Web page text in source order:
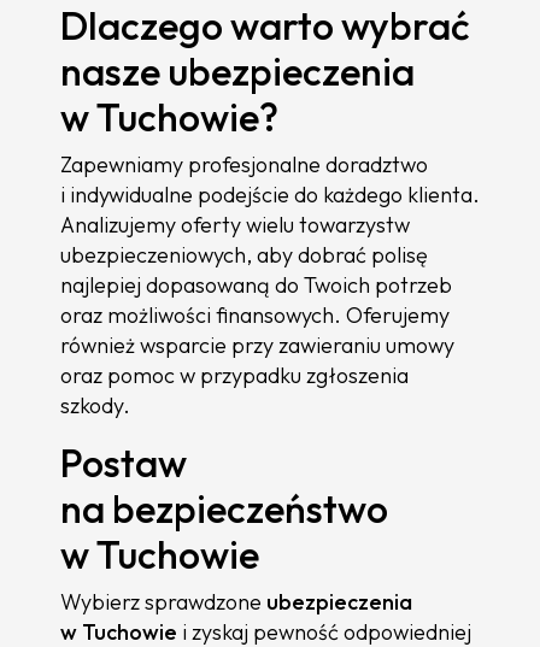
Dlaczego warto wybrać
nasze ubezpieczenia
w Tuchowie?
Zapewniamy profesjonalne doradztwo
i indywidualne podejście do każdego klienta.
Analizujemy oferty wielu towarzystw
ubezpieczeniowych, aby dobrać polisę
najlepiej dopasowaną do Twoich potrzeb
oraz możliwości finansowych. Oferujemy
również wsparcie przy zawieraniu umowy
oraz pomoc w przypadku zgłoszenia
szkody.
Postaw
na bezpieczeństwo
w Tuchowie
Wybierz sprawdzone ubezpieczenia
w Tuchowie i zyskaj pewność odpowiedniej